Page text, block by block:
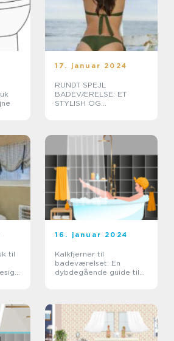
17. januar 2024
RUNDT SPEJL
BADEVÆRELSE: ET
STYLISH OG
til
16. januar 2024
Kalkfjerner til
badeværelset: En
dybdegående guide til